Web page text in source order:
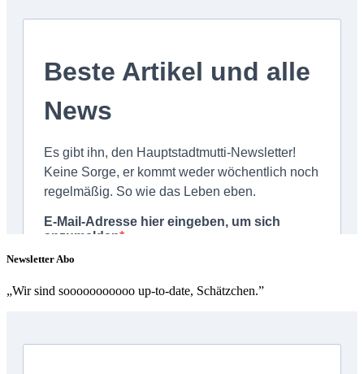
Newsletter Abo
„Wir sind sooooooooooo up-to-date, Schätzchen.”